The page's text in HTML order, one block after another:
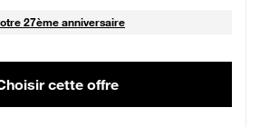
27ème anniversaire
cette offre